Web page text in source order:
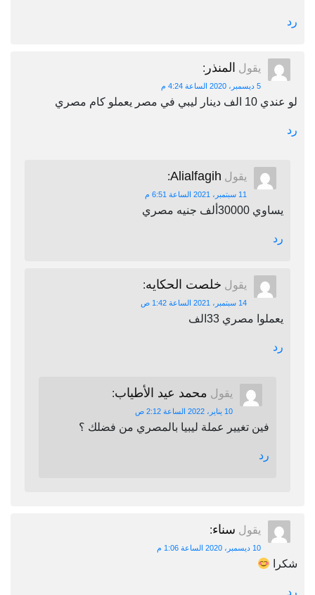
رد
يقول المنذر :
5 ديسمبر، 2020 الساعة 4:24 م
لو عندي 10 الف دينار ليبي في مصر يعملو كام مصري
رد
يقول Alialfagih
:
11 سبتمبر، 2021 الساعة 6:51 م
يساوي 30000ألف جنيه مصري
رد
يقول خلصت الحكايه:
14 سبتمبر، 2021 الساعة 1:42 ص
يعملوا مصري 33الف
رد
يقول محمد عيد الأطياب:
10 يناير، 2022 الساعة 2:12 ص
فين تغيير عملة ليبيا بالمصري من فضلك ؟
رد
يقول سناء:
10 ديسمبر، 2020 الساعة 1:06 م
شكرا
رد